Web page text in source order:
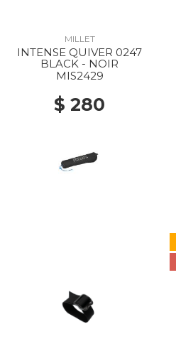
MILLET
INTENSE QUIVER 0247
BLACK - NOIR
MIS2429
$ 280